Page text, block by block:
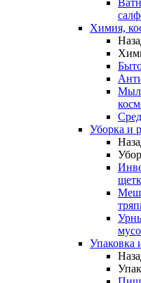
Химия,
Уборка и
Упаковка